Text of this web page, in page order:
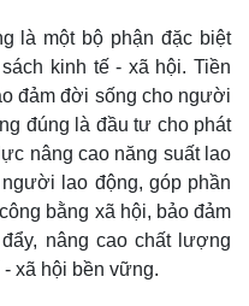
là một bộ phận đặc biệt
kinh tế - xã hội. Tiền
đảm đời sống cho người
đúng là đầu tư cho phát
nâng cao năng suất lao
lao động, góp phần
bằng xã hội, bảo đảm
nâng cao chất lượng
xã hội bền vững.